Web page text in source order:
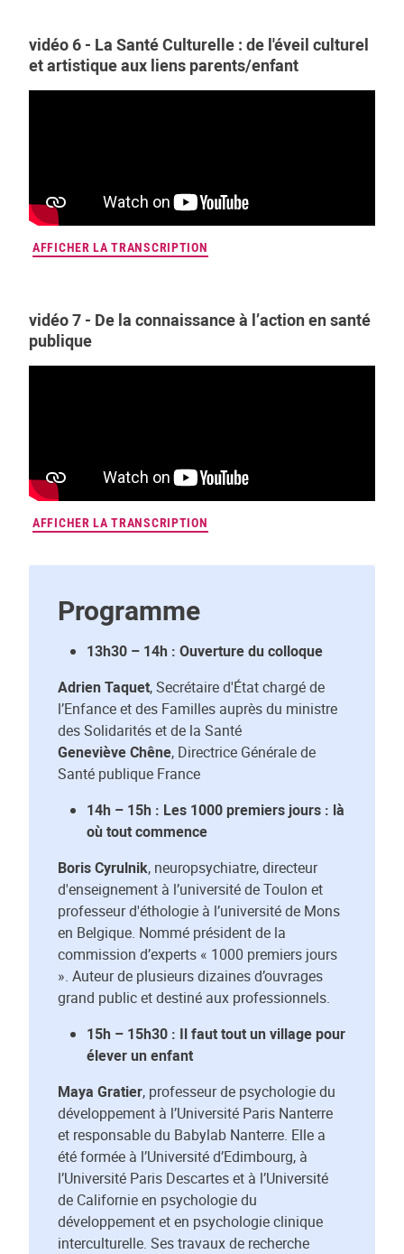
vidéo 6 - La Santé Culturelle : de l'éveil culturel
et artistique aux liens parents/enfant
AFFICHER LA TRANSCRIPTION
vidéo 7 - De la connaissance à l’action en santé
publique
AFFICHER LA TRANSCRIPTION
Programme
13h30 – 14h : Ouverture du colloque
Adrien Taquet, Secrétaire d'État chargé de
l’Enfance et des Familles auprès du ministre
des Solidarités et de la Santé
Geneviève Chêne, Directrice Générale de
Santé publique France
14h – 15h : Les 1000 premiers jours : là
où tout commence
Boris Cyrulnik, neuropsychiatre, directeur
d'enseignement à l’université de Toulon et
professeur d'éthologie à l’université de Mons
en Belgique. Nommé président de la
commission d’experts « 1000 premiers jours
». Auteur de plusieurs dizaines d’ouvrages
grand public et destiné aux professionnels.
15h – 15h30 : Il faut tout un village pour
élever un enfant
Maya Gratier, professeur de psychologie du
développement à l’Université Paris Nanterre
et responsable du Babylab Nanterre. Elle a
été formée à l’Université d’Edimbourg, à
l’Université Paris Descartes et à l’Université
de Californie en psychologie du
développement et en psychologie clinique
interculturelle. Ses travaux de recherche